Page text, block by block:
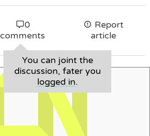
0
comments
You can joint the
discussion, fater you
logged in.
Report
article